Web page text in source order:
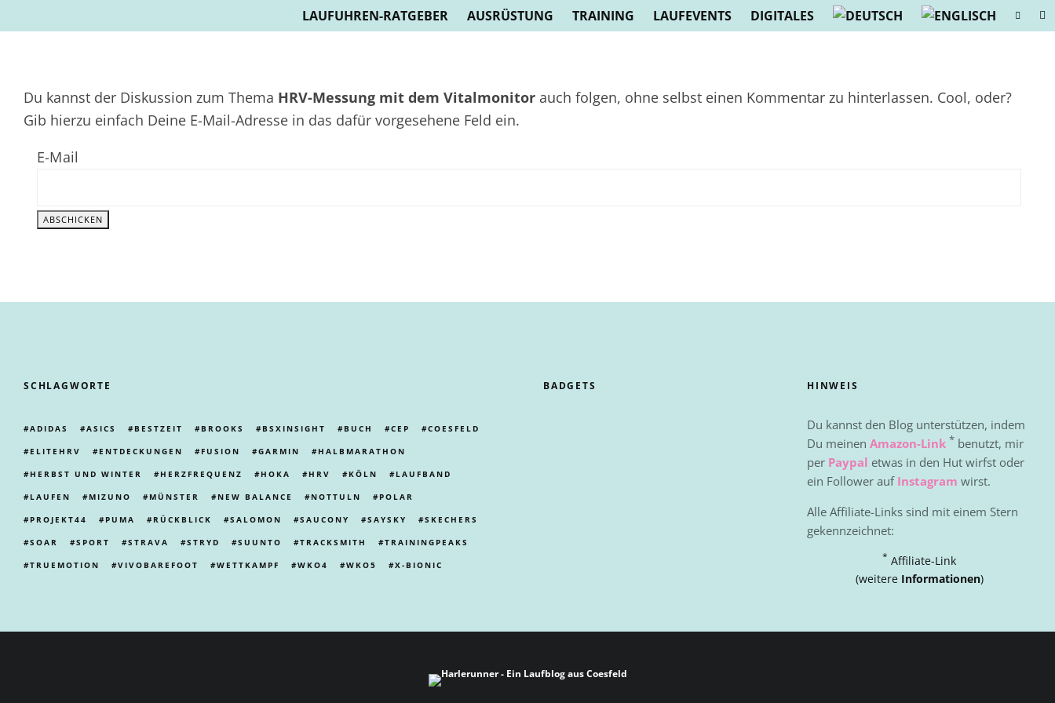
LAUFUHREN-RATGEBER AUSRÜSTUNG TRAINING LAUFEVENTS DIGITALES
Du kannst der Diskussion zum Thema HRV-Messung mit dem Vitalmonitor auch folgen, ohne selbst einen Kommentar zu hinterlassen. Cool, oder?
Gib hierzu einfach Deine E-Mail-Adresse in das dafür vorgesehene Feld ein.
E-Mail
SCHLAGWORTE
ADIDAS ASICS BESTZEIT BROOKS BSXINSIGHT BUCH CEP COESFELD
ELITEHRV ENTDECKUNGEN FUSION GARMIN HALBMARATHON
HERBST UND WINTER HERZFREQUENZ HOKA HRV KÖLN LAUFBAND
LAUFEN MIZUNO MÜNSTER NEW BALANCE NOTTULN POLAR
PROJEKT44 PUMA RÜCKBLICK SALOMON SAUCONY SAYSKY SKECHERS
SOAR SPORT STRAVA STRYD SUUNTO TRACKSMITH TRAININGPEAKS
TRUEMOTION VIVOBAREFOOT WETTKAMPF WKO4 WKO5 X-BIONIC
BADGETS HINWEIS
Du kannst den Blog unterstützen, indem
Du meinen Amazon-Link * benutzt, mir
per Paypal etwas in den Hut wirfst oder
ein Follower auf Instagram wirst.
Alle Affiliate-Links sind mit einem Stern
gekennzeichnet:
* Affiliate-Link
(weitere Informationen)